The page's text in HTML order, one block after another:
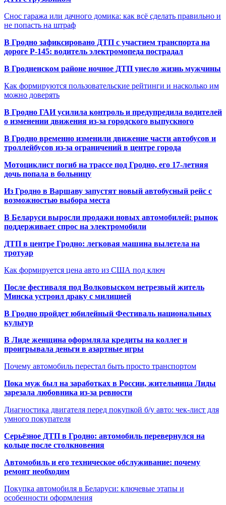
Снос гаража или дачного домика: как всё сделать правильно и
не попасть на штраф
В Гродно зафиксировано ДТП с участием транспорта на
дороге Р-145: водитель электромопеда пострадал
В Гродненском районе ночное ДТП унесло жизнь мужчины
Как формируются пользовательские рейтинги и насколько им
можно доверять
В Гродно ГАИ усилила контроль и предупредила водителей
о изменении движения из-за городского выпускного
В Гродно временно изменили движение части автобусов и
троллейбусов из-за ограничений в центре города
Мотоциклист погиб на трассе под Гродно, его 17-летняя
дочь попала в больницу
Из Гродно в Варшаву запустят новый автобусный рейс с
возможностью выбора места
В Беларуси выросли продажи новых автомобилей: рынок
поддерживает спрос на электромобили
ДТП в центре Гродно: легковая машина вылетела на
тротуар
Как формируется цена авто из США под ключ
После фестиваля под Волковыском нетрезвый житель
Минска устроил драку с милицией
В Гродно пройдет юбилейный Фестиваль национальных
культур
В Лиде женщина оформляла кредиты на коллег и
проигрывала деньги в азартные игры
Почему автомобиль перестал быть просто транспортом
Пока муж был на заработках в России, жительница Лиды
зарезала любовника из-за ревности
Диагностика двигателя перед покупкой б/у авто: чек-лист для
умного покупателя
Серьёзное ДТП в Гродно: автомобиль перевернулся на
кольце после столкновения
Автомобиль и его техническое обслуживание: почему
ремонт необходим
Покупка автомобиля в Беларуси: ключевые этапы и
особенности оформления